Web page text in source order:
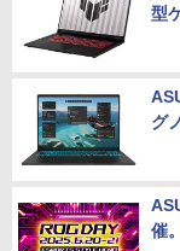
型
グ
催